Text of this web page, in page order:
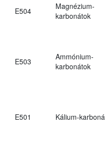
E504
Magnézium-
karbonátok
E503
Ammónium-
karbonátok
E501 Kálium-